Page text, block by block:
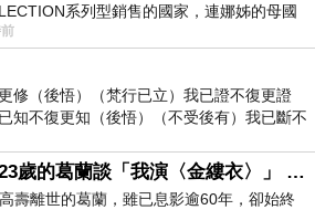
系列型銷售的國家，連娜姊的母國
沒對她這樣過，這全拜在他們到現在唱片
修（後悟）（梵行已立）我已證不復更證
知不復更知（後悟）（不受後有）我已斷不
Self23歲的葛蘭談「我演〈金縷衣〉」 #戀上老電影 #粟子 #葛蘭
壽離世的葛蘭，雖已息影逾60年，卻始終